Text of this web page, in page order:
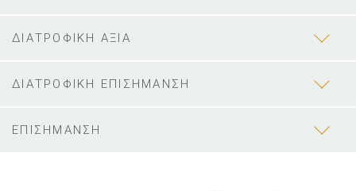
ΔΙΑΤΡΟΦΙΚΗ ΑΞΙΑ
ΔΙΑΤΡΟΦΙΚΗ ΕΠΙΣΗΜΑΝΣΗ
ΕΠΙΣΗΜΑΝΣΗ